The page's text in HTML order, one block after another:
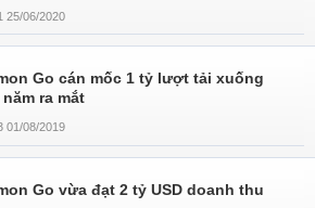
25/06/2020
Go cán mốc 1 tỷ lượt tải xuống
ra mắt
01/08/2019
Go vừa đạt 2 tỷ USD doanh thu